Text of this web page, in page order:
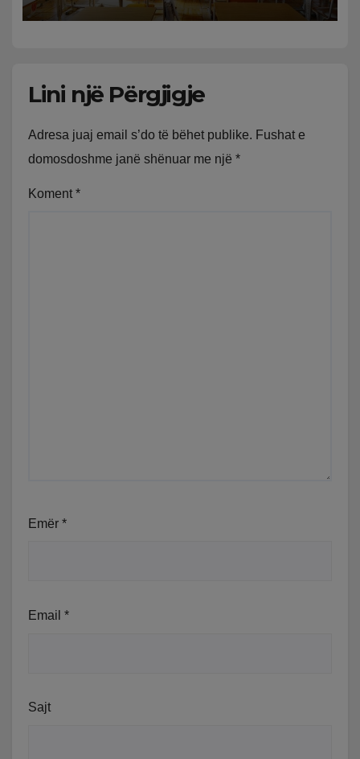
Lini një Përgjigje
Adresa juaj email s’do të bëhet publike. Fushat e
domosdoshme janë shënuar me një *
Koment *
Emër *
Email *
Sajt